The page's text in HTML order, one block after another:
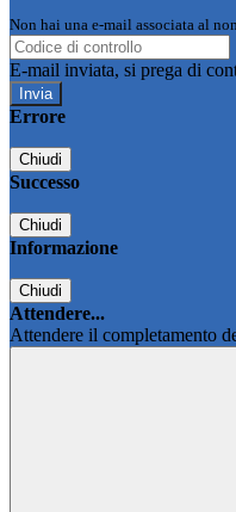
Non hai una e-mail associata al
E-mail inviata, si prega di
Errore
Chiudi
Successo
Chiudi
Informazione
Chiudi
Attendere...
Attendere il completamento